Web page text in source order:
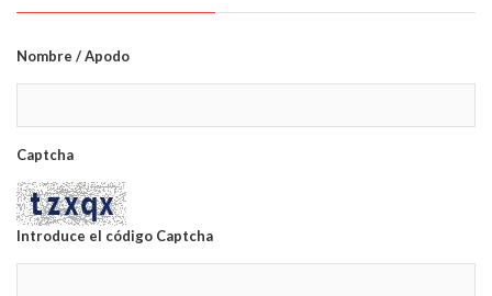
Nombre / Apodo
Captcha
Introduce el código Captcha